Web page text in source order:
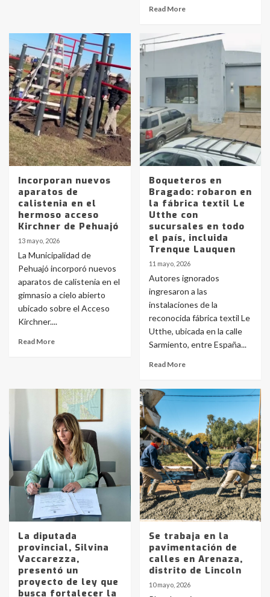
Read More
Incorporan nuevos
aparatos de
calistenia en el
hermoso acceso
Kirchner de Pehuajó
13 mayo, 2026
La Municipalidad de
Pehuajó incorporó nuevos
aparatos de calistenia en el
gimnasio a cielo abierto
ubicado sobre el Acceso
Kirchner....
Read More
Boqueteros en
Bragado: robaron en
la fábrica textil Le
Utthe con
sucursales en todo
el país, incluida
Trenque Lauquen
11 mayo, 2026
Autores ignorados
ingresaron a las
instalaciones de la
reconocida fábrica textil Le
Utthe, ubicada en la calle
Sarmiento, entre España...
Read More
La diputada
provincial, Silvina
Vaccarezza,
presentó un
proyecto de ley que
busca fortalecer la
Se trabaja en la
pavimentación de
calles en Arenaza,
distrito de Lincoln
10 mayo, 2026